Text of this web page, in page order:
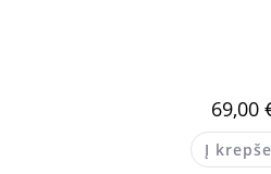
69,00
Į